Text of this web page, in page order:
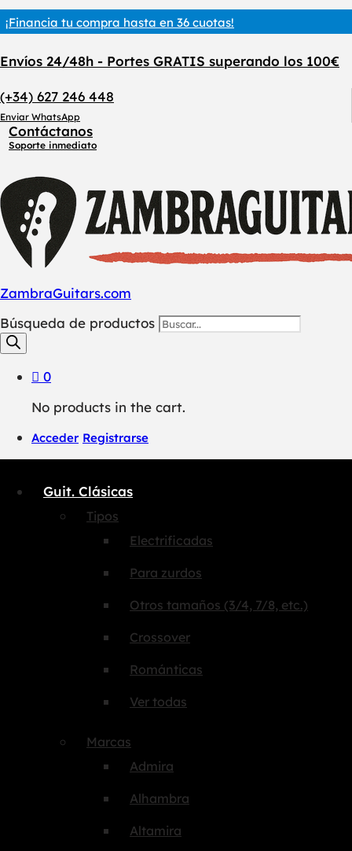
¡Financia tu compra hasta en 36 cuotas!
Envíos 24/48h - Portes GRATIS superando los 100€
(+34) 627 246 448
Enviar WhatsApp
Contáctanos
Soporte inmediato
ZambraGuitars.com
Búsqueda de productos
0
No products in the cart.
Acceder Registrarse
Guit. Clásicas
Tipos
Electrificadas
Para zurdos
Otros tamaños (3/4, 7/8, etc.)
Crossover
Románticas
Ver todas
Marcas
Admira
Alhambra
Altamira